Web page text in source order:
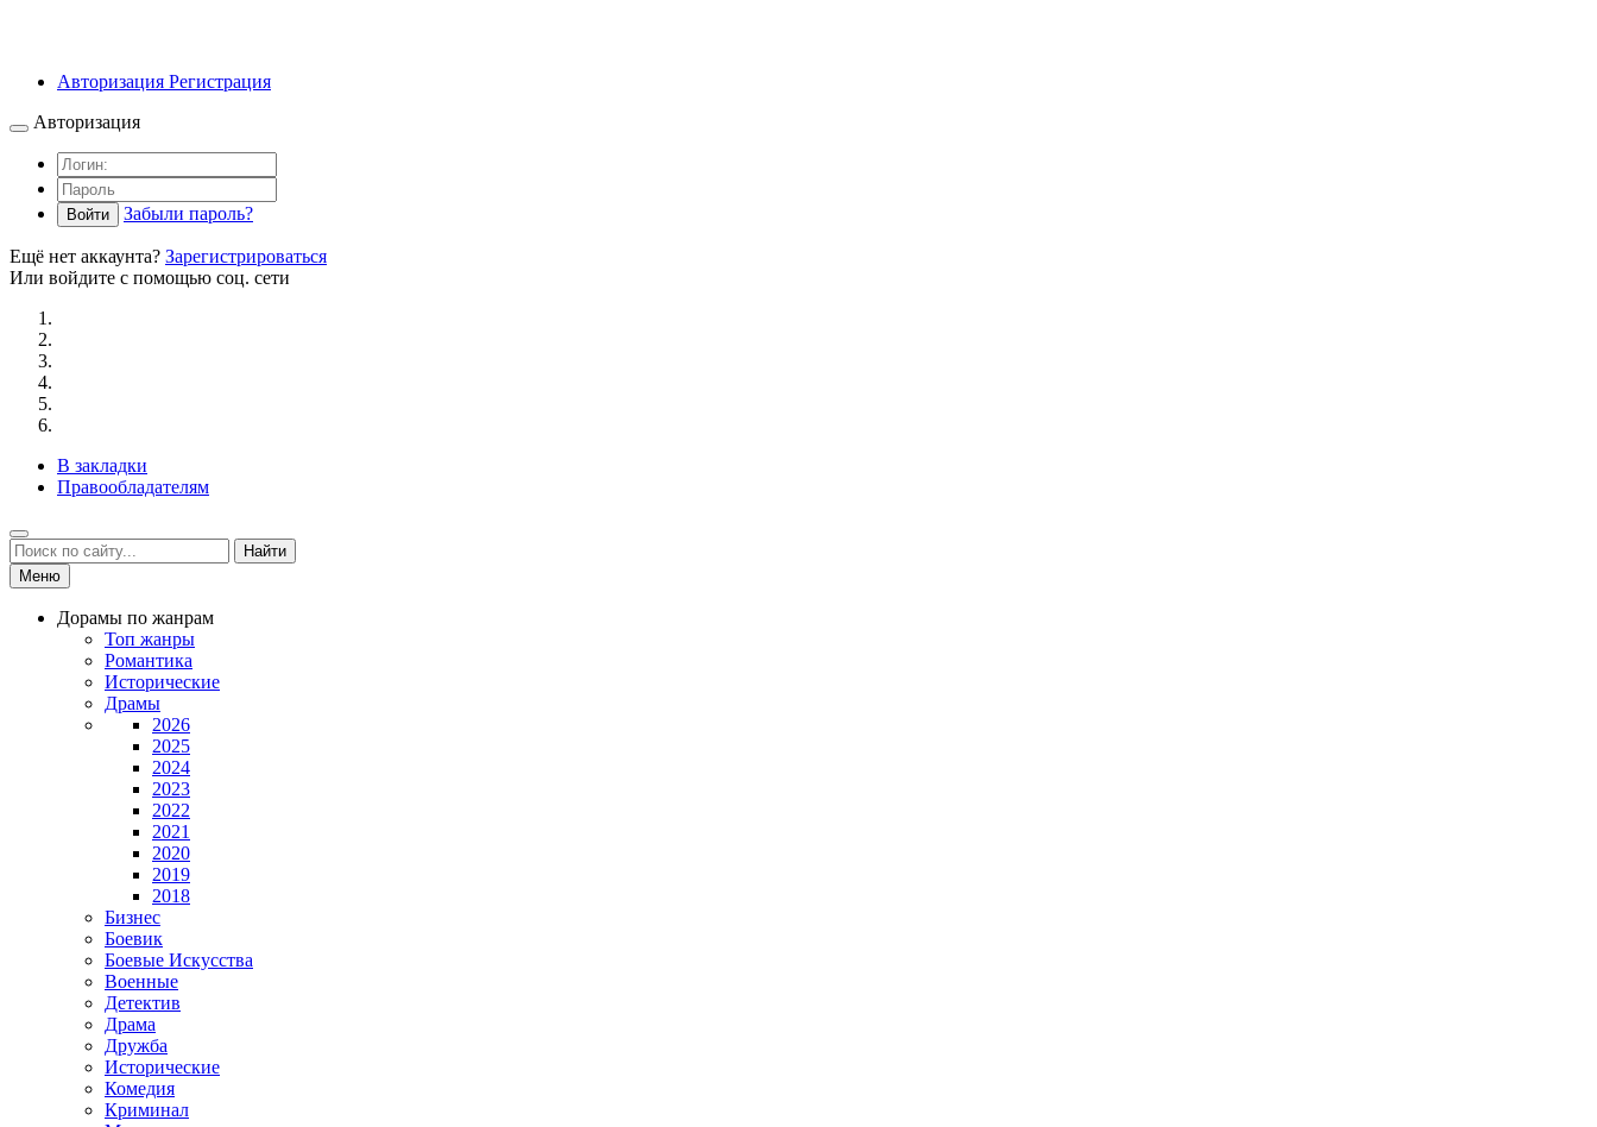
Авторизация Регистрация
Авторизация
Войти Забыли пароль?
Ещё нет аккаунта? Зарегистрироваться
Или войдите с помощью соц. сети
В закладки
Правообладателям
Найти
Меню
Дорамы по жанрам
Топ жанры
Романтика
Исторические
Драмы
2026
2025
2024
2023
2022
2021
2020
2019
2018
Бизнес
Боевик
Боевые Искусства
Военные
Детектив
Драма
Дружба
Исторические
Комедия
Криминал